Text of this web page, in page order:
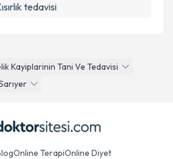
Kayiplarinin Tani Ve Tedavisi
tedavisi
Online TerapiOnline Diyet